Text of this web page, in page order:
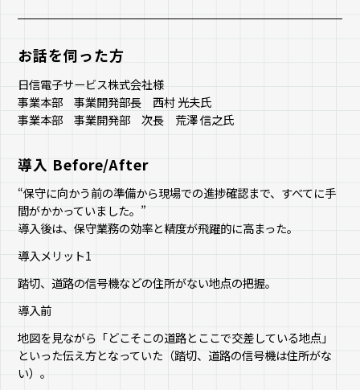
お話を伺った方
日信電子サービス株式会社様
事業本部 事業開発部長 西村 光夫氏
事業本部 事業開発部 次長 荒澤 信之氏
導入 Before/After
“保守に向かう前の準備から現場での進捗確認まで、すべてに手
間がかかっていました。”
導入後は、保守業務の効率と精度が飛躍的に高まった。
導入メリット1
踏切、道路の信号機などの住所がない地点の把握。
導入前
地図を見ながら「どこそこの道路とここで交差している地点」
といった伝え方となっていた（踏切、道路の信号機は住所がな
い）。